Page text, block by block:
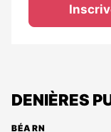
DENIÈRES
BÉARN